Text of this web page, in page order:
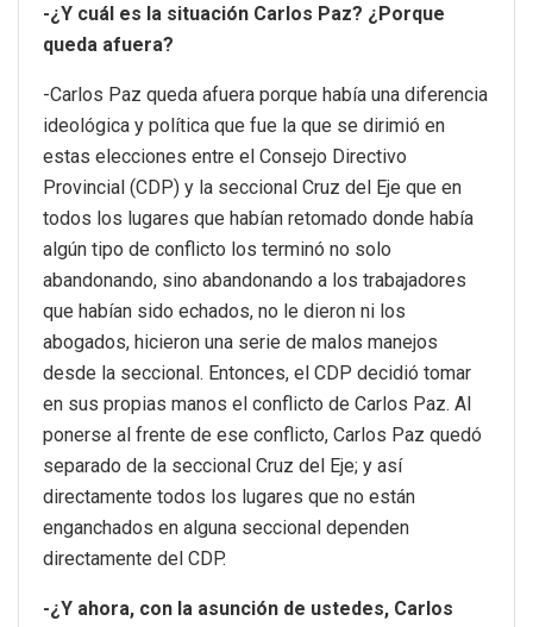
-¿Y cuál es la situación Carlos Paz? ¿Porque
queda afuera?
-Carlos Paz queda afuera porque había una diferencia
ideológica y política que fue la que se dirimió en
estas elecciones entre el Consejo Directivo
Provincial (CDP) y la seccional Cruz del Eje que en
todos los lugares que habían retomado donde había
algún tipo de conflicto los terminó no solo
abandonando, sino abandonando a los trabajadores
que habían sido echados, no le dieron ni los
abogados, hicieron una serie de malos manejos
desde la seccional. Entonces, el CDP decidió tomar
en sus propias manos el conflicto de Carlos Paz. Al
ponerse al frente de ese conflicto, Carlos Paz quedó
separado de la seccional Cruz del Eje; y así
directamente todos los lugares que no están
enganchados en alguna seccional dependen
directamente del CDP.
-¿Y ahora, con la asunción de ustedes, Carlos